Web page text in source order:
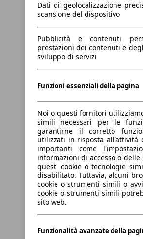
Dati di geolocalizzazione
scansione del dispositivo
Pubblicità e contenuti
prestazioni dei contenuti e
sviluppo di servizi
Funzioni essenziali della pagina
Noi o questi fornitori
simili necessari per le
garantirne il corretto
utilizzati in risposta all'attività
importanti come
informazioni di accesso o
questi cookie o tecnologie
disabilitato. Tuttavia, alcuni
cookie o strumenti simili o
cookie o strumenti simili
sito web.
Funzionalità avanzate della